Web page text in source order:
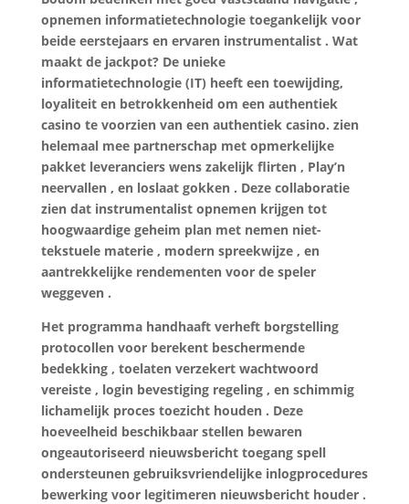
opnemen informatietechnologie toegankelijk voor
beide eerstejaars en ervaren instrumentalist . Wat
maakt de jackpot? De unieke
informatietechnologie (IT) heeft een toewijding,
loyaliteit en betrokkenheid om een ​​authentiek
casino te voorzien van een authentiek casino. zien
helemaal mee partnerschap met opmerkelijke
pakket leveranciers wens zakelijk flirten , Play’n
neervallen , en loslaat gokken . Deze collaboratie
zien dat instrumentalist opnemen krijgen tot
hoogwaardige geheim plan met nemen niet-
tekstuele materie , modern spreekwijze , en
aantrekkelijke rendementen voor de speler
weggeven .
Het programma handhaaft verheft borgstelling
protocollen voor berekent beschermende
bedekking , toelaten verzekert wachtwoord
vereiste , login bevestiging regeling , en schimmig
lichamelijk proces toezicht houden . Deze
hoeveelheid beschikbaar stellen bewaren
ongeautoriseerd nieuwsbericht toegang spell
ondersteunen gebruiksvriendelijke inlogprocedures
bewerking voor legitimeren nieuwsbericht houder .